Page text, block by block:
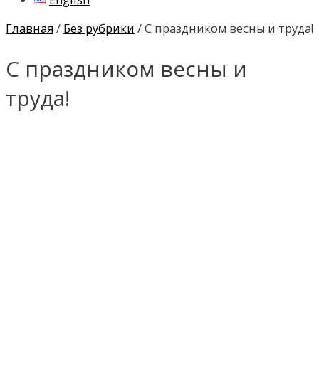
Главная/ Без рубрики / С праздником весны и труда!
С праздником весны и
труда!